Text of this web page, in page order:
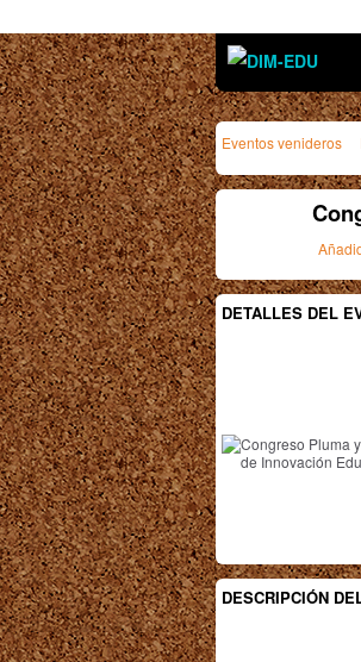
Eventos venideros
DETALLES DEL
DESCRIPCIÓN